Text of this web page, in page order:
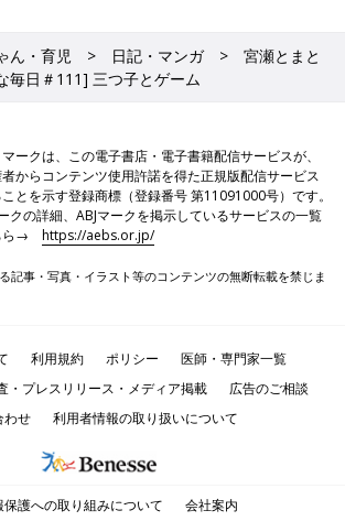
ん・育児 日記・マンガ
宮瀬とまと
毎日＃111] 三つ子とゲーム
ークは、この電子書店・電子書籍配信サービスが、
からコンテンツ使用許諾を得た正規版配信サービス
とを示す登録商標（登録番号 第11091000号）です。
クの詳細、ABJマークを掲示しているサービスの一覧
ら→https://aebs.or.jp/
記事・写真・イラスト等のコンテンツの無断転載を禁じま
利用規約 ポリシー
医師・専門家一覧
・プレスリリース・メディア掲載
広告のご相談
わせ
利用者情報の取り扱いについて
保護への取り組みについて 会社案内